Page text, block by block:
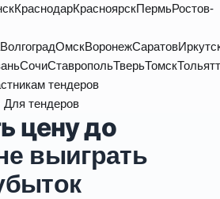
КраснодарКрасноярскПермьРостов-
ВолгоградОмскВоронежСаратов
СочиСтавропольТверьТомск
тендеров
Для тендеров
цену до
выиграть